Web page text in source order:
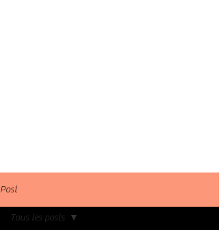
Post
Tous les posts